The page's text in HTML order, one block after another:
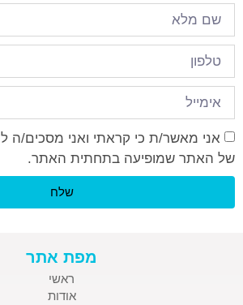
אני מאשר/ת כי קראתי ואני מסכים/ה ל
של האתר שמופיעה בתחתית האתר.
שלח
מפת אתר
ראשי
אודות